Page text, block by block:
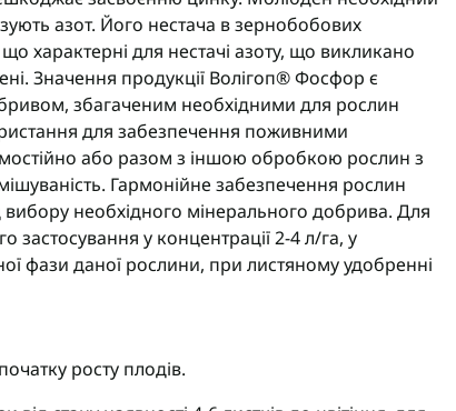
азот. Його нестача в зернобобових
характерні для нестачі азоту, що викликано
Значення продукції Волігоп® Фосфор є
збагаченим необхідними для рослин
для забезпечення поживними
або разом з іншою обробкою рослин з
Гармонійне забезпечення рослин
необхідного мінерального добрива. Для
у концентрації 2-4 л/га, у
фази даної рослини, при листяному удобренні
росту плодів.